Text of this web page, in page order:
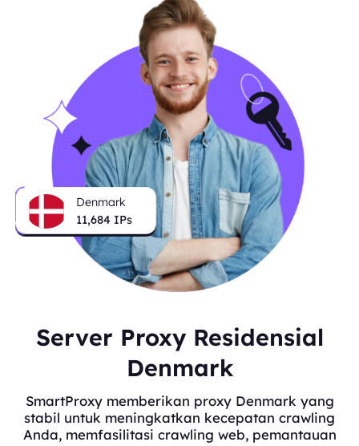
Denmark
11,684 IPs
Server Proxy Residensial
Denmark
SmartProxy memberikan proxy Denmark yang
stabil untuk meningkatkan kecepatan crawling
Anda, memfasilitasi crawling web, pemantauan